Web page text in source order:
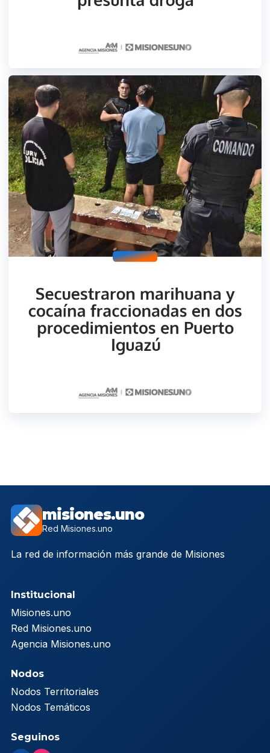
misiones.uno
Red Misiones.uno
La red de información más grande de Misiones
Institucional
Misiones.uno
Red Misiones.uno
Agencia Misiones.uno
Nodos
Nodos Territoriales
Nodos Temáticos
Seguinos